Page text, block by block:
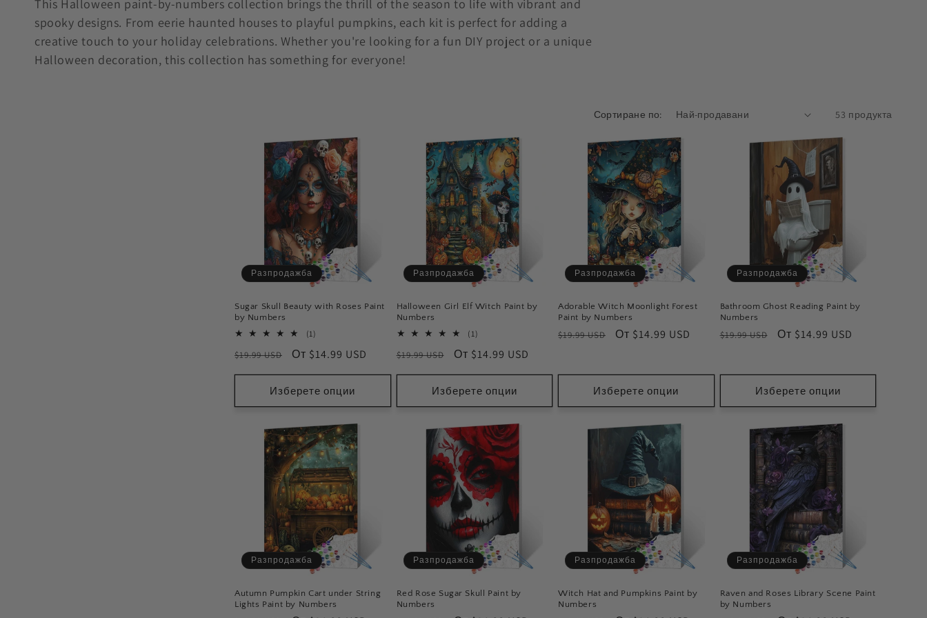
л
е
This Halloween paint-by-numbers collection brings the thrill of the season to life with vibrant and
spooky designs. From eerie haunted houses to playful pumpkins, each kit is perfect for adding a
creative touch to your holiday celebrations. Whether you're looking for a fun DIY project or a unique
Halloween decoration, this collection has something for everyone!
Сортиране по: 53 продукта
Разпродажба
Sugar Skull Beauty with Roses Paint
by Numbers
(1)
брой
Обичайна
цена
$19.99 USD
Цена
при
разпродажба
От $14.99 USD
Изберете опции
Разпродажба
Halloween Girl Elf Witch Paint by
Numbers
(1)
брой
Обичайна
цена
$19.99 USD
Цена
при
разпродажба
От $14.99 USD
Изберете опции
Разпродажба
Adorable Witch Moonlight Forest
Paint by Numbers
Обичайна
$19.99 USD
Цена
От $14.99 USD
Изберете опции
Разпродажба
Bathroom Ghost Reading Paint by
Numbers
Обичайна
$19.99 USD
Цена
От $14.99 USD
Изберете опции
Разпродажба
Autumn Pumpkin Cart under String
Lights Paint by Numbers
Разпродажба
Red Rose Sugar Skull Paint by
Numbers
Разпродажба
Witch Hat and Pumpkins Paint by
Numbers
Разпродажба
Raven and Roses Library Scene Paint
by Numbers